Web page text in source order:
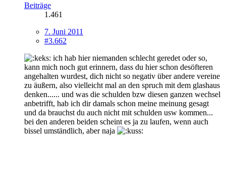
Beiträge
1.461
7. Juni 2011
#3.662
ich hab hier niemanden schlecht geredet oder so,
kann mich noch gut erinnern, dass du hier schon desöfteren
angehalten wurdest, dich nicht so negativ über andere vereine
zu äußern, also vielleicht mal an den spruch mit dem glashaus
denken...... und was die schulden bzw diesen ganzen wechsel
anbetrifft, hab ich dir damals schon meine meinung gesagt
und da brauchst du auch nicht mit schulden usw kommen...
bei den anderen beiden scheint es ja zu laufen, wenn auch
bissel umständlich, aber naja